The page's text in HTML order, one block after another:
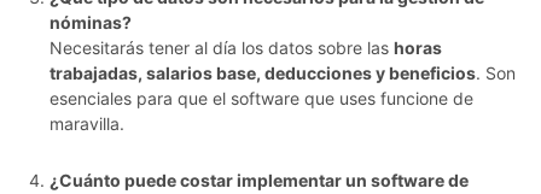
nóminas?
Necesitarás tener al día los datos sobre las horas
trabajadas, salarios base, deducciones y beneficios. Son
esenciales para que el software que uses funcione de
maravilla.
¿Cuánto puede costar implementar un software de